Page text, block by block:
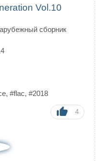
Vol.10
сборник
, #flac, #2018
4